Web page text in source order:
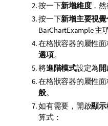
按一下新增維度，然
按一下新增主要視覺
BarChartExample主
在格狀容器的屬性
選項。
將進階模式設定為
在格狀容器的屬性
般。
如有需要，開啟顯
算式：